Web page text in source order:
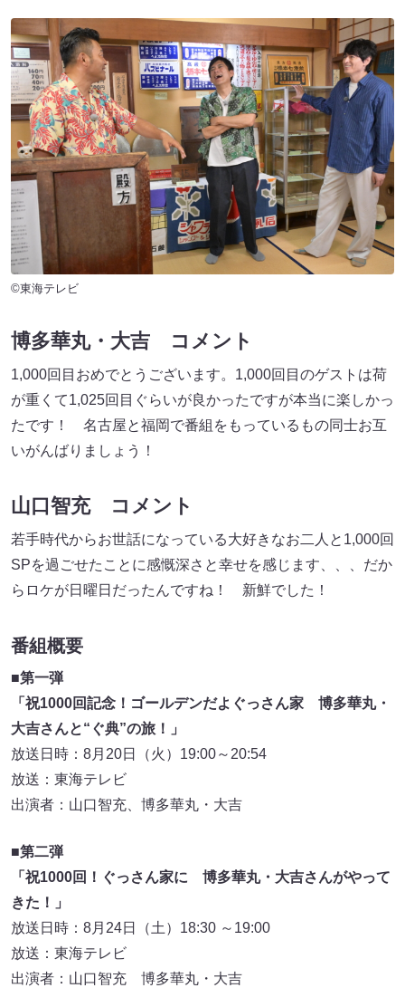
©東海テレビ
博多華丸・大吉 コメント
1,000回目おめでとうございます。1,000回目のゲストは荷
が重くて1,025回目ぐらいが良かったですが本当に楽しかっ
たです！ 名古屋と福岡で番組をもっているもの同士お互
いがんばりましょう！
山口智充 コメント
若手時代からお世話になっている大好きなお二人と1,000回
SPを過ごせたことに感慨深さと幸せを感じます、、、だか
らロケが日曜日だったんですね！ 新鮮でした！
番組概要
■第一弾
「祝1000回記念！ゴールデンだよぐっさん家 博多華丸・
大吉さんと“ぐ典”の旅！」
放送日時：8月20日（火）19:00～20:54
放送：東海テレビ
出演者：山口智充、博多華丸・大吉
■第二弾
「祝1000回！ぐっさん家に 博多華丸・大吉さんがやって
きた！」
放送日時：8月24日（土）18:30 ～19:00
放送：東海テレビ
出演者：山口智充 博多華丸・大吉